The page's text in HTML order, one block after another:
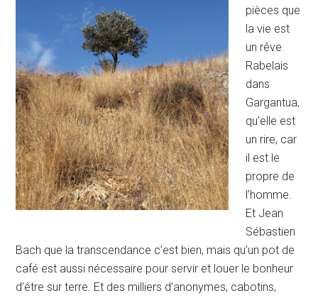
pièces que
la vie est
un rêve.
Rabelais
dans
Gargantua,
qu’elle est
un rire, car
il est le
propre de
l’homme.
Et Jean
Sébastien
Bach que la transcendance c’est bien, mais qu’un pot de
café est aussi nécessaire pour servir et louer le bonheur
d’être sur terre. Et des milliers d’anonymes, cabotins,